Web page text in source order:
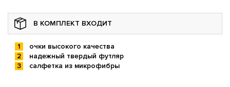
В КОМПЛЕКТ ВХОДИТ
очки высокого качества
надежный твердый футляр
салфетка из микрофибры